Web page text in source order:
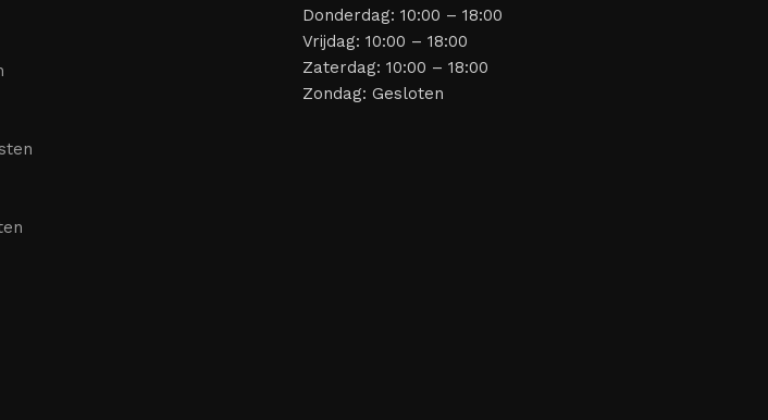
Donderdag: 10:00 – 18:00
Vrijdag: 10:00 – 18:00
Zaterdag: 10:00 – 18:00
Zondag: Gesloten